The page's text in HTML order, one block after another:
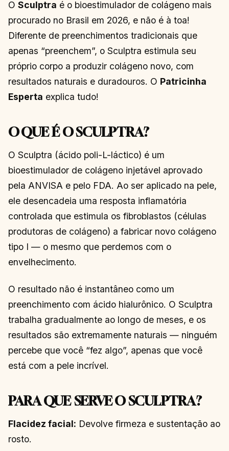
O Sculptra é o bioestimulador de colágeno mais
procurado no Brasil em 2026, e não é à toa!
Diferente de preenchimentos tradicionais que
apenas “preenchem”, o Sculptra estimula seu
próprio corpo a produzir colágeno novo, com
resultados naturais e duradouros. O Patricinha
Esperta explica tudo!
O QUE É O SCULPTRA?
O Sculptra (ácido poli-L-láctico) é um
bioestimulador de colágeno injetável aprovado
pela ANVISA e pelo FDA. Ao ser aplicado na pele,
ele desencadeia uma resposta inflamatória
controlada que estimula os fibroblastos (células
produtoras de colágeno) a fabricar novo colágeno
tipo I — o mesmo que perdemos com o
envelhecimento.
O resultado não é instantâneo como um
preenchimento com ácido hialurônico. O Sculptra
trabalha gradualmente ao longo de meses, e os
resultados são extremamente naturais — ninguém
percebe que você “fez algo”, apenas que você
está com a pele incrível.
PARA QUE SERVE O SCULPTRA?
Flacidez facial: Devolve firmeza e sustentação ao
rosto.